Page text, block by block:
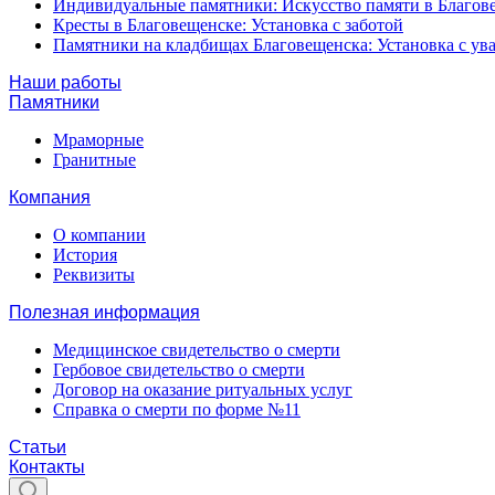
Индивидуальные памятники: Искусство памяти в
Кресты в Благовещенске: Установка с заботой
Памятники на кладбищах Благовещенска: Установка с
Наши работы
Памятники
Мраморные
Гранитные
Компания
О компании
История
Реквизиты
Полезная информация
Медицинское свидетельство о смерти
Гербовое свидетельство о смерти
Договор на оказание ритуальных услуг
Справка о смерти по форме №11
Статьи
Контакты